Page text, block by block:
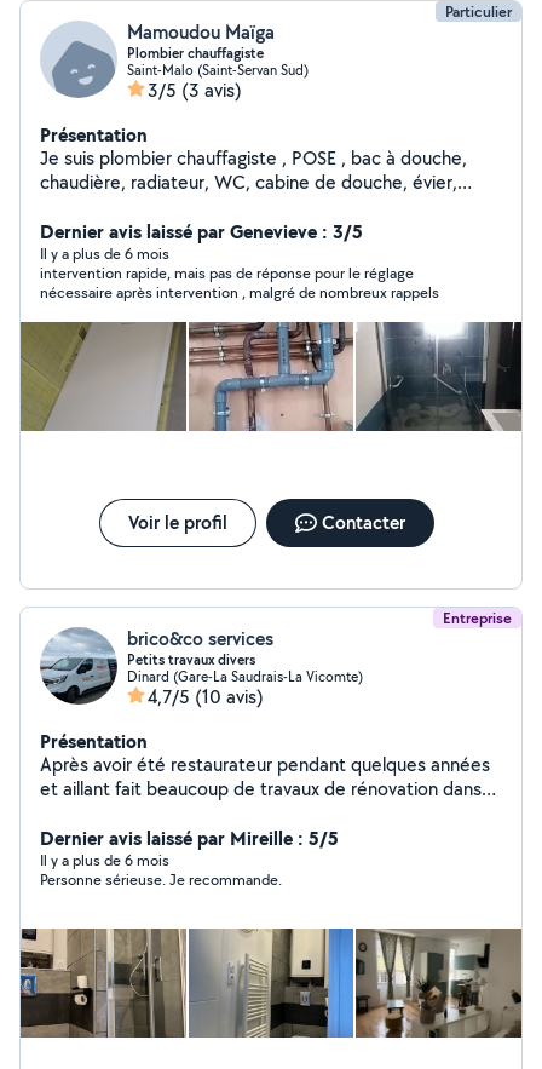
Particulier
Mamoudou Maïga
Plombier chauffagiste
Saint-Malo (Saint-Servan Sud)
3/5 (3 avis)
Présentation
Je suis plombier chauffagiste , POSE , bac à douche,
chaudière, radiateur, WC, cabine de douche, évier,
douche.
Dernier avis laissé par Genevieve : 3/5
Il y a plus de 6 mois
intervention rapide, mais pas de réponse pour le réglage
nécessaire après intervention , malgré de nombreux rappels
Voir le profil Contacter
Entreprise
brico&co services
Petits travaux divers
Dinard (Gare-La Saudrais-La Vicomte)
4,7/5 (10 avis)
Présentation
Après avoir été restaurateur pendant quelques années
et aillant fait beaucoup de travaux de rénovation dans
pour habitude de travailler proprement avec des
finitions les meilleures possibles.. Ma vision de cette
activité est de travailler comme si c'était pour moi.
Dernier avis laissé par Mireille : 5/5
Il y a plus de 6 mois
Personne sérieuse. Je recommande.